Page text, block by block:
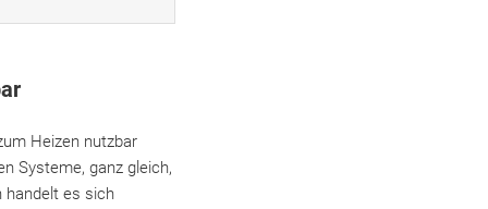
Heizen nutzbar
Systeme, ganz gleich,
handelt es sich